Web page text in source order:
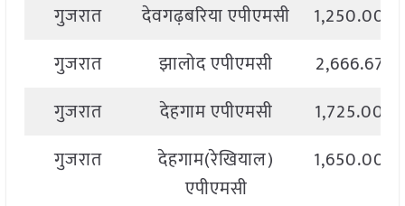
गुजरात देवगढ़बरिया एपीएमसी
1,250.00
गुजरात
झालोद एपीएमसी
2,666.67
गुजरात
देहगाम एपीएमसी
1,725.00
गुजरात
देहगाम(रेखियाल)
एपीएमसी
1,650.00